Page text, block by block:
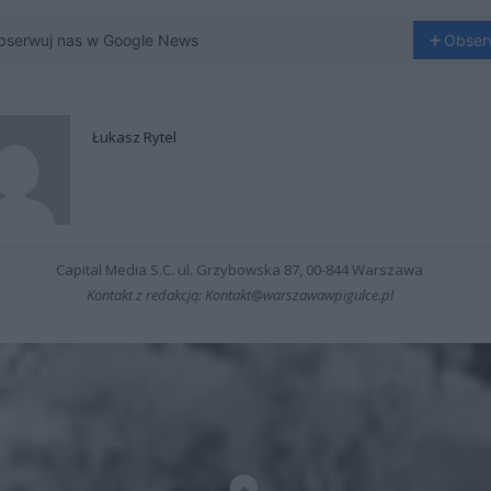
nas w Google News
Łukasz Rytel
Capital Media S.C. ul. Grzybowska 87, 00-844 Warszawa
Kontakt z redakcją: Kontakt@warszawawpigulce.pl